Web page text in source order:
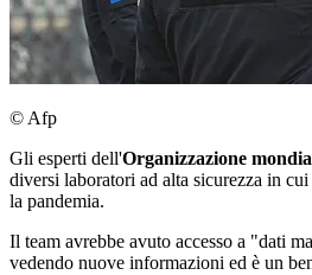
© Afp
Gli esperti dell'Organizzazione
diversi laboratori ad alta sicurezza in
la pandemia.
Il team avrebbe avuto accesso a "dati
vedendo nuove informazioni ed è un